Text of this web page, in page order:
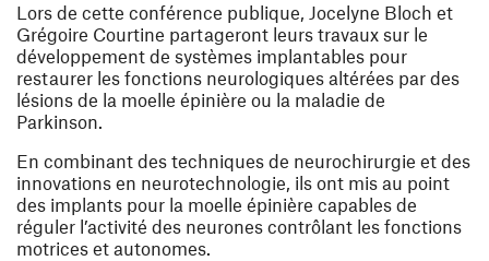
Lors de cette conférence publique, Jocelyne Bloch et
Grégoire Courtine partageront leurs travaux sur le
développement de systèmes implantables pour
restaurer les fonctions neurologiques altérées par des
lésions de la moelle épinière ou la maladie de
Parkinson.
En combinant des techniques de neurochirurgie et des
innovations en neurotechnologie, ils ont mis au point
des implants pour la moelle épinière capables de
réguler l’activité des neurones contrôlant les fonctions
motrices et autonomes.